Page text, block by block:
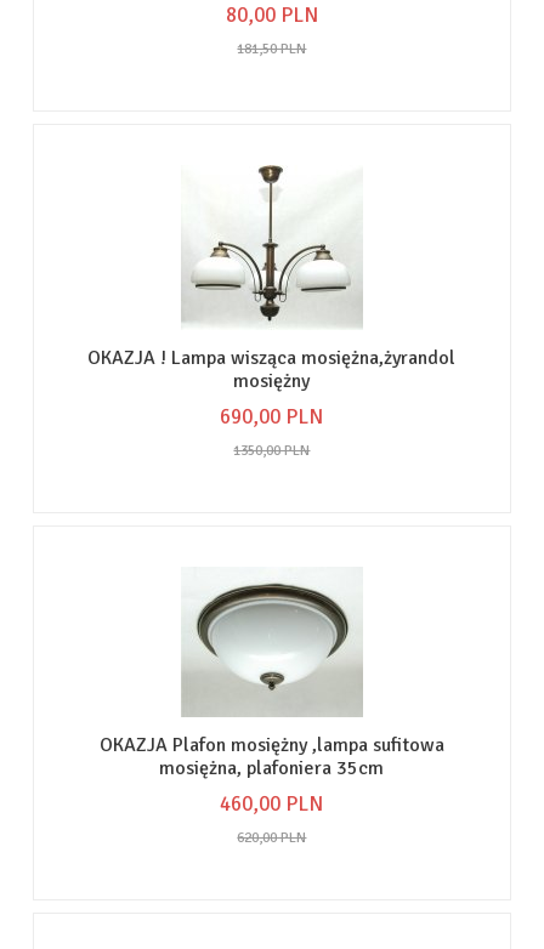
80,00PLN
181,50 PLN
OKAZJA ! Lampa wisząca mosiężna,żyrandol
mosiężny
690,00 PLN
1350,00 PLN
OKAZJA Plafon mosiężny ,lampa sufitowa
mosiężna, plafoniera 35cm
460,00 PLN
620,00 PLN